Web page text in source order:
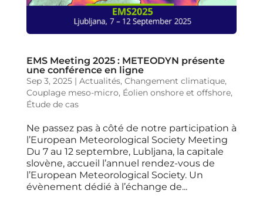
EMS Meeting 2025 : METEODYN présente
une conférence en ligne
Sep 3, 2025| Actualités, Changement climatique,
Couplage meso-micro, Éolien onshore et offshore,
Étude de cas
Ne passez pas à côté de notre participation à
l’European Meteorological Society Meeting
Du 7 au 12 septembre, Lubljana, la capitale
slovène, accueil l’annuel rendez-vous de
l’European Meteorological Society. Un
évènement dédié à l’échange de...